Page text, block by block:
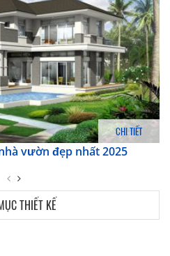
CHI TIẾT
vườn đẹp nhất 2025
THIẾT KẾ